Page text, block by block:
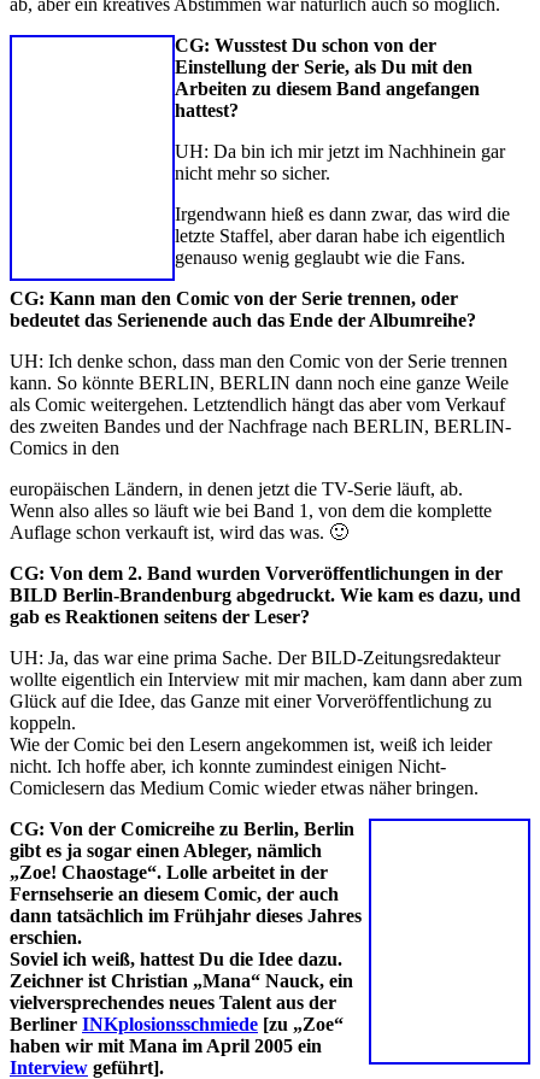
CG: Wusstest Du schon von der
Einstellung der Serie, als Du mit den
Arbeiten zu diesem Band angefangen
hattest?
UH: Da bin ich mir jetzt im Nachhinein gar
nicht mehr so sicher.
Irgendwann hieß es dann zwar, das wird die
letzte Staffel, aber daran habe ich eigentlich
genauso wenig geglaubt wie die Fans.
CG: Kann man den Comic von der Serie trennen, oder
bedeutet das Serienende auch das Ende der Albumreihe?
UH: Ich denke schon, dass man den Comic von der Serie trennen
kann. So könnte BERLIN, BERLIN dann noch eine ganze Weile
als Comic weitergehen. Letztendlich hängt das aber vom Verkauf
des zweiten Bandes und der Nachfrage nach BERLIN, BERLIN-
Comics in den
europäischen Ländern, in denen jetzt die TV-Serie läuft, ab.
Wenn also alles so läuft wie bei Band 1, von dem die komplette
Auflage schon verkauft ist, wird das was. 🙂
CG: Von dem 2. Band wurden Vorveröffentlichungen in der
BILD Berlin-Brandenburg abgedruckt. Wie kam es dazu, und
gab es Reaktionen seitens der Leser?
UH: Ja, das war eine prima Sache. Der BILD-Zeitungsredakteur
wollte eigentlich ein Interview mit mir machen, kam dann aber zum
Glück auf die Idee, das Ganze mit einer Vorveröffentlichung zu
koppeln.
Wie der Comic bei den Lesern angekommen ist, weiß ich leider
nicht. Ich hoffe aber, ich konnte zumindest einigen Nicht-
Comiclesern das Medium Comic wieder etwas näher bringen.
CG: Von der Comicreihe zu Berlin, Berlin
gibt es ja sogar einen Ableger, nämlich
„Zoe! Chaostage“. Lolle arbeitet in der
Fernsehserie an diesem Comic, der auch
dann tatsächlich im Frühjahr dieses Jahres
erschien.
Soviel ich weiß, hattest Du die Idee dazu.
Zeichner ist Christian „Mana“ Nauck, ein
vielversprechendes neues Talent aus der
Berliner INKplosionsschmiede [zu „Zoe“
haben wir mit Mana im April 2005 ein
Interview geführt].